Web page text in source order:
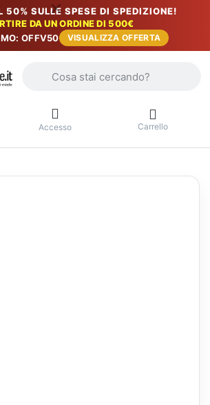
50% SULLE SPESE DI SPEDIZIONE!
DA UN ORDINE DI 500€
OFFV50
VISUALIZZA OFFERTA
Accesso Carrello